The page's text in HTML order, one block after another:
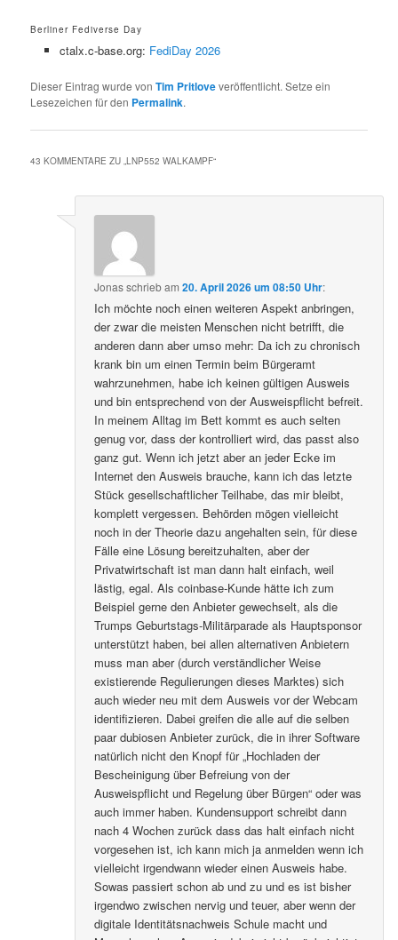
Berliner Fediverse Day
ctalx.c-base.org: FediDay 2026
Dieser Eintrag wurde vonTim Pritloveveröffentlicht. Setze ein
Lesezeichen für den Permalink.
43 KOMMENTARE ZU „LNP552 WALKAMPF“
Jonasschriebam20. April 2026 um 08:50 Uhr:
Ich möchte noch einen weiteren Aspekt anbringen,
der zwar die meisten Menschen nicht betrifft, die
anderen dann aber umso mehr: Da ich zu chronisch
krank bin um einen Termin beim Bürgeramt
wahrzunehmen, habe ich keinen gültigen Ausweis
und bin entsprechend von der Ausweispflicht befreit.
In meinem Alltag im Bett kommt es auch selten
genug vor, dass der kontrolliert wird, das passt also
ganz gut. Wenn ich jetzt aber an jeder Ecke im
Internet den Ausweis brauche, kann ich das letzte
Stück gesellschaftlicher Teilhabe, das mir bleibt,
komplett vergessen. Behörden mögen vielleicht
noch in der Theorie dazu angehalten sein, für diese
Fälle eine Lösung bereitzuhalten, aber der
Privatwirtschaft ist man dann halt einfach, weil
lästig, egal. Als coinbase-Kunde hätte ich zum
Beispiel gerne den Anbieter gewechselt, als die
Trumps Geburtstags-Militärparade als Hauptsponsor
unterstützt haben, bei allen alternativen Anbietern
muss man aber (durch verständlicher Weise
existierende Regulierungen dieses Marktes) sich
auch wieder neu mit dem Ausweis vor der Webcam
identifizieren. Dabei greifen die alle auf die selben
paar dubiosen Anbieter zurück, die in ihrer Software
natürlich nicht den Knopf für „Hochladen der
Bescheinigung über Befreiung von der
Ausweispflicht und Regelung über Bürgen“ oder was
auch immer haben. Kundensupport schreibt dann
nach 4 Wochen zurück dass das halt einfach nicht
vorgesehen ist, ich kann mich ja anmelden wenn ich
vielleicht irgendwann wieder einen Ausweis habe.
Sowas passiert schon ab und zu und es ist bisher
irgendwo zwischen nervig und teuer, aber wenn der
digitale Identitätsnachweis Schule macht und